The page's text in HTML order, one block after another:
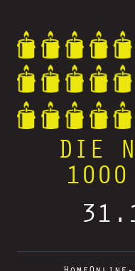
DIE
1000